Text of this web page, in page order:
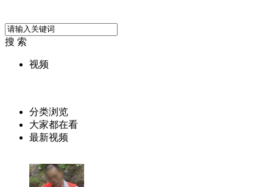
搜 索
视频
分类浏览
大家都在看
最新视频